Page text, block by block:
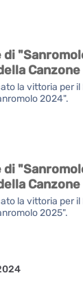
la vittoria per
2024".
la vittoria per
2025".